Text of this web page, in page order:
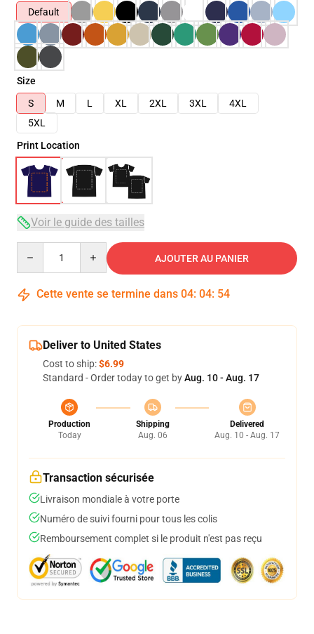
Default
Size
S
M L XL 2XL 3XL
4XL
5XL
Print Location
Voir le guide des tailles
AJOUTER AU PANIER
Cette vente se termine dans 04: 04: 54
Deliver to United States
Cost to ship:$6.99
Standard - Order today to get byAug. 10 - Aug. 17
Production
Today
Shipping
Aug. 06
Delivered
Aug. 10 - Aug. 17
Transaction sécurisée
Livraison mondiale à votre porte
Numéro de suivi fourni pour tous les colis
Remboursement complet si le produit n'est pas reçu